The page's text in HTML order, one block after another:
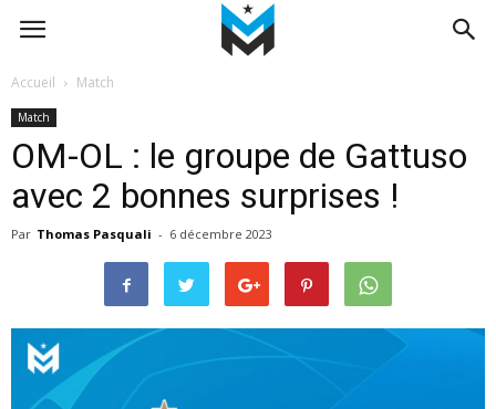
Accueil Match
Match
OM-OL : le groupe de Gattuso
avec 2 bonnes surprises !
Par Thomas Pasquali - 6 décembre 2023